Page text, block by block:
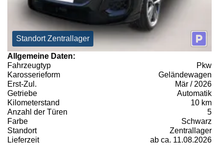
Standort Zentrallager
Allgemeine Daten:
Fahrzeugtyp
Pkw
Karosserieform
Geländewagen
Erst-Zul.
Mär / 2026
Getriebe
Automatik
Kilometerstand
10 km
Anzahl der Türen
5
Farbe
Schwarz
Standort
Zentrallager
Lieferzeit
ab ca. 11.08.2026